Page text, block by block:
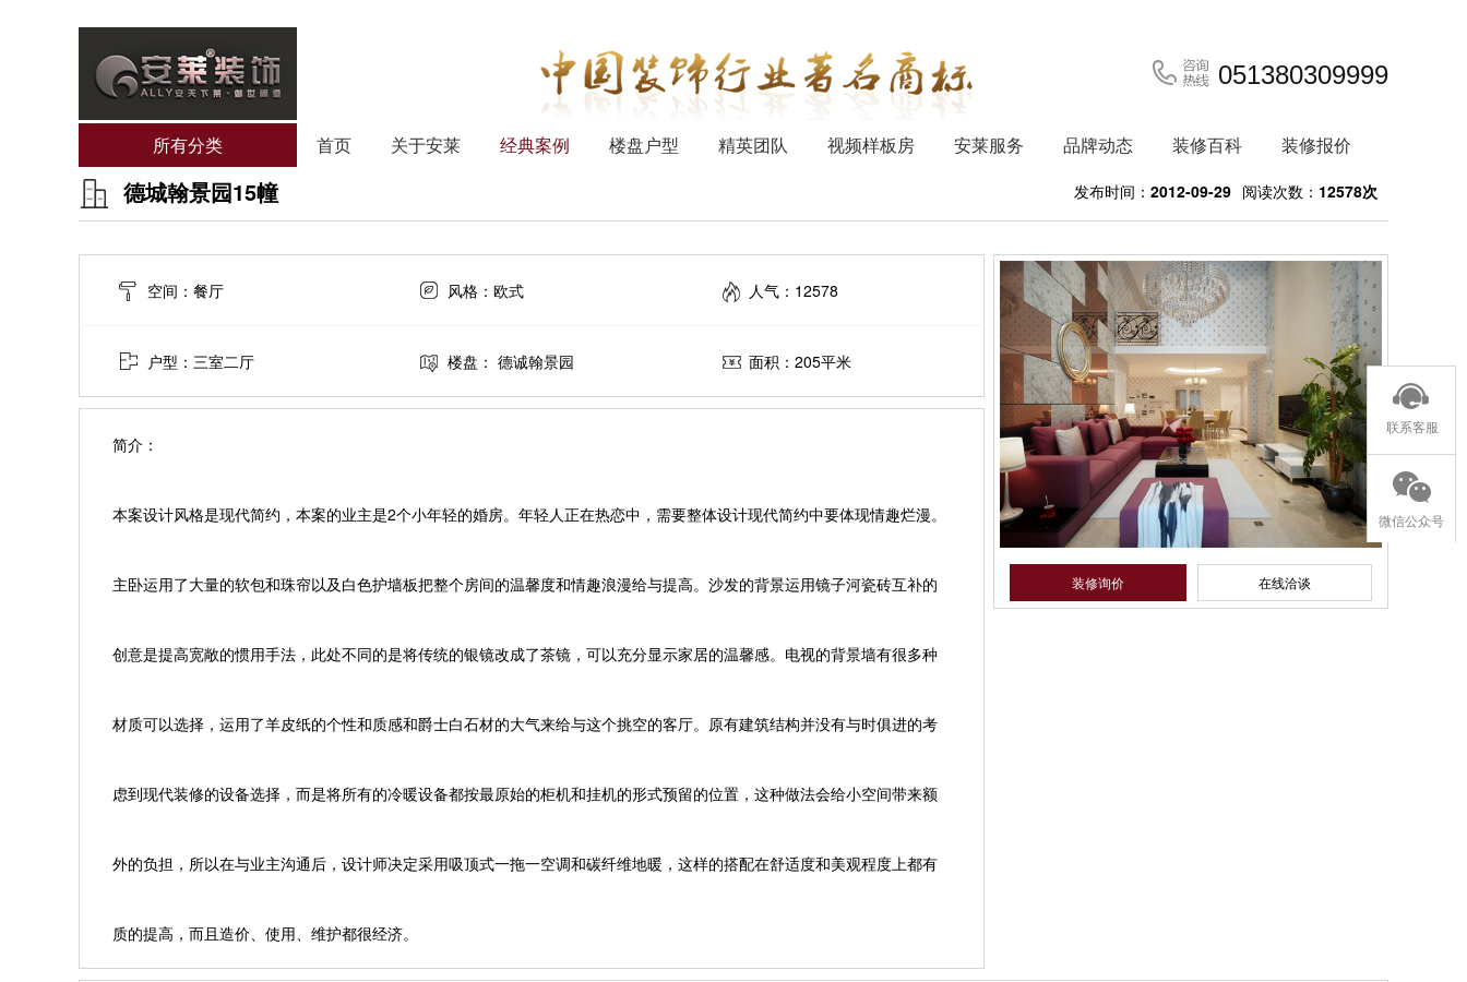
051380309999
所有分类 首页 关于安莱 经典案例 楼盘户型 精英团队 视频样板房 安莱服务 品牌动态 装修百科 装修报价
发布时间： 2012-09-29 阅读次数： 12578次
德城翰景园15幢
空间：餐厅 风格：欧式 人气：12578
户型：三室二厅 楼盘： 德诚翰景园 面积：205平米
简介：
本案设计风格是现代简约，本案的业主是2个小年轻的婚房。年轻人正在热恋中，需要整体设计现代简约中要体现情趣烂漫。
主卧运用了大量的软包和珠帘以及白色护墙板把整个房间的温馨度和情趣浪漫给与提高。沙发的背景运用镜子河瓷砖互补的
创意是提高宽敞的惯用手法，此处不同的是将传统的银镜改成了茶镜，可以充分显示家居的温馨感。电视的背景墙有很多种
材质可以选择，运用了羊皮纸的个性和质感和爵士白石材的大气来给与这个挑空的客厅。原有建筑结构并没有与时俱进的考
虑到现代装修的设备选择，而是将所有的冷暖设备都按最原始的柜机和挂机的形式预留的位置，这种做法会给小空间带来额
外的负担，所以在与业主沟通后，设计师决定采用吸顶式一拖一空调和碳纤维地暖，这样的搭配在舒适度和美观程度上都有
质的提高，而且造价、使用、维护都很经济。
装修询价 在线洽谈
联系客服
微信公众号